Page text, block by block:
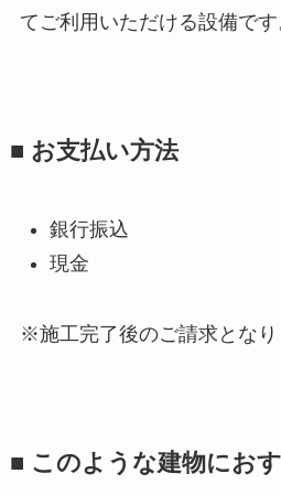
てご利用いただける設備です
■ お支払い方法
銀行振込
現金
※施工完了後のご請求となり
■ このような建物にお